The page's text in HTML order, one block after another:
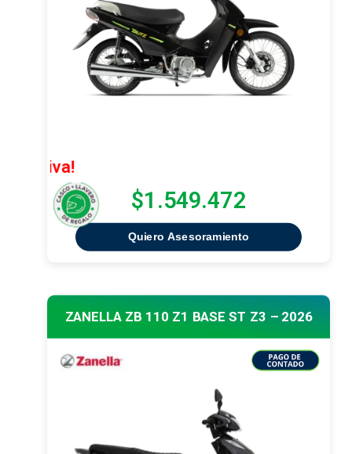
$1.549.472
Quiero Asesoramiento
ZANELLA ZB 110 Z1 BASE ST Z3 – 2026